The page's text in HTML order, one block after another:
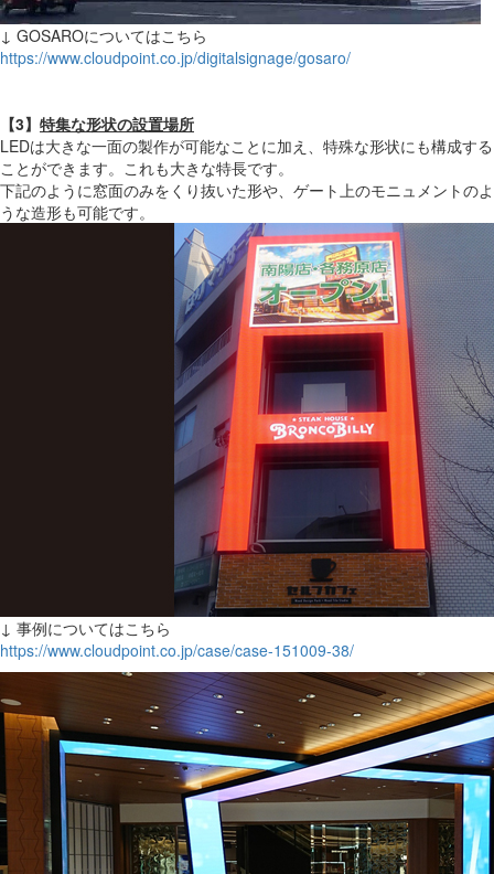
↓ GOSAROについてはこちら
https://www.cloudpoint.co.jp/digitalsignage/gosaro/
【3】 特集な形状の設置場所
LEDは大きな一面の製作が可能なことに加え、特殊な形状にも構成する
ことができます。これも大きな特長です。
下記のように窓面のみをくり抜いた形や、ゲート上のモニュメントのよ
うな造形も可能です。
↓ 事例についてはこちら
https://www.cloudpoint.co.jp/case/case-151009-38/